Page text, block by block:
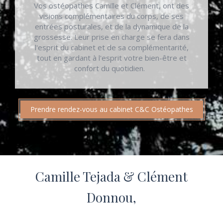
Vos ostéopathes Camille et Clément, ont des
visions complémentaires du corps, de ses
entrées posturales, et de la dynamique de la
grossesse. Leur prise en charge se fera dans
l'esprit du cabinet et de sa complémentarité,
tout en gardant à l'esprit votre bien-être et
confort du quotidien.
Prendre rendez-vous au cabinet C&C Ostéopathes
Camille Tejada & Clément
Donnou,